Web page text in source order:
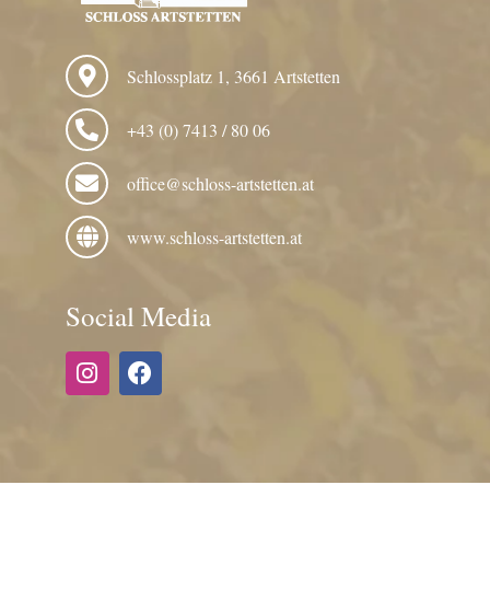
Schlossplatz 1, 3661 Artstetten
+43 (0) 7413 / 80 06
office@schloss-artstetten.at
www.schloss-artstetten.at
Social Media